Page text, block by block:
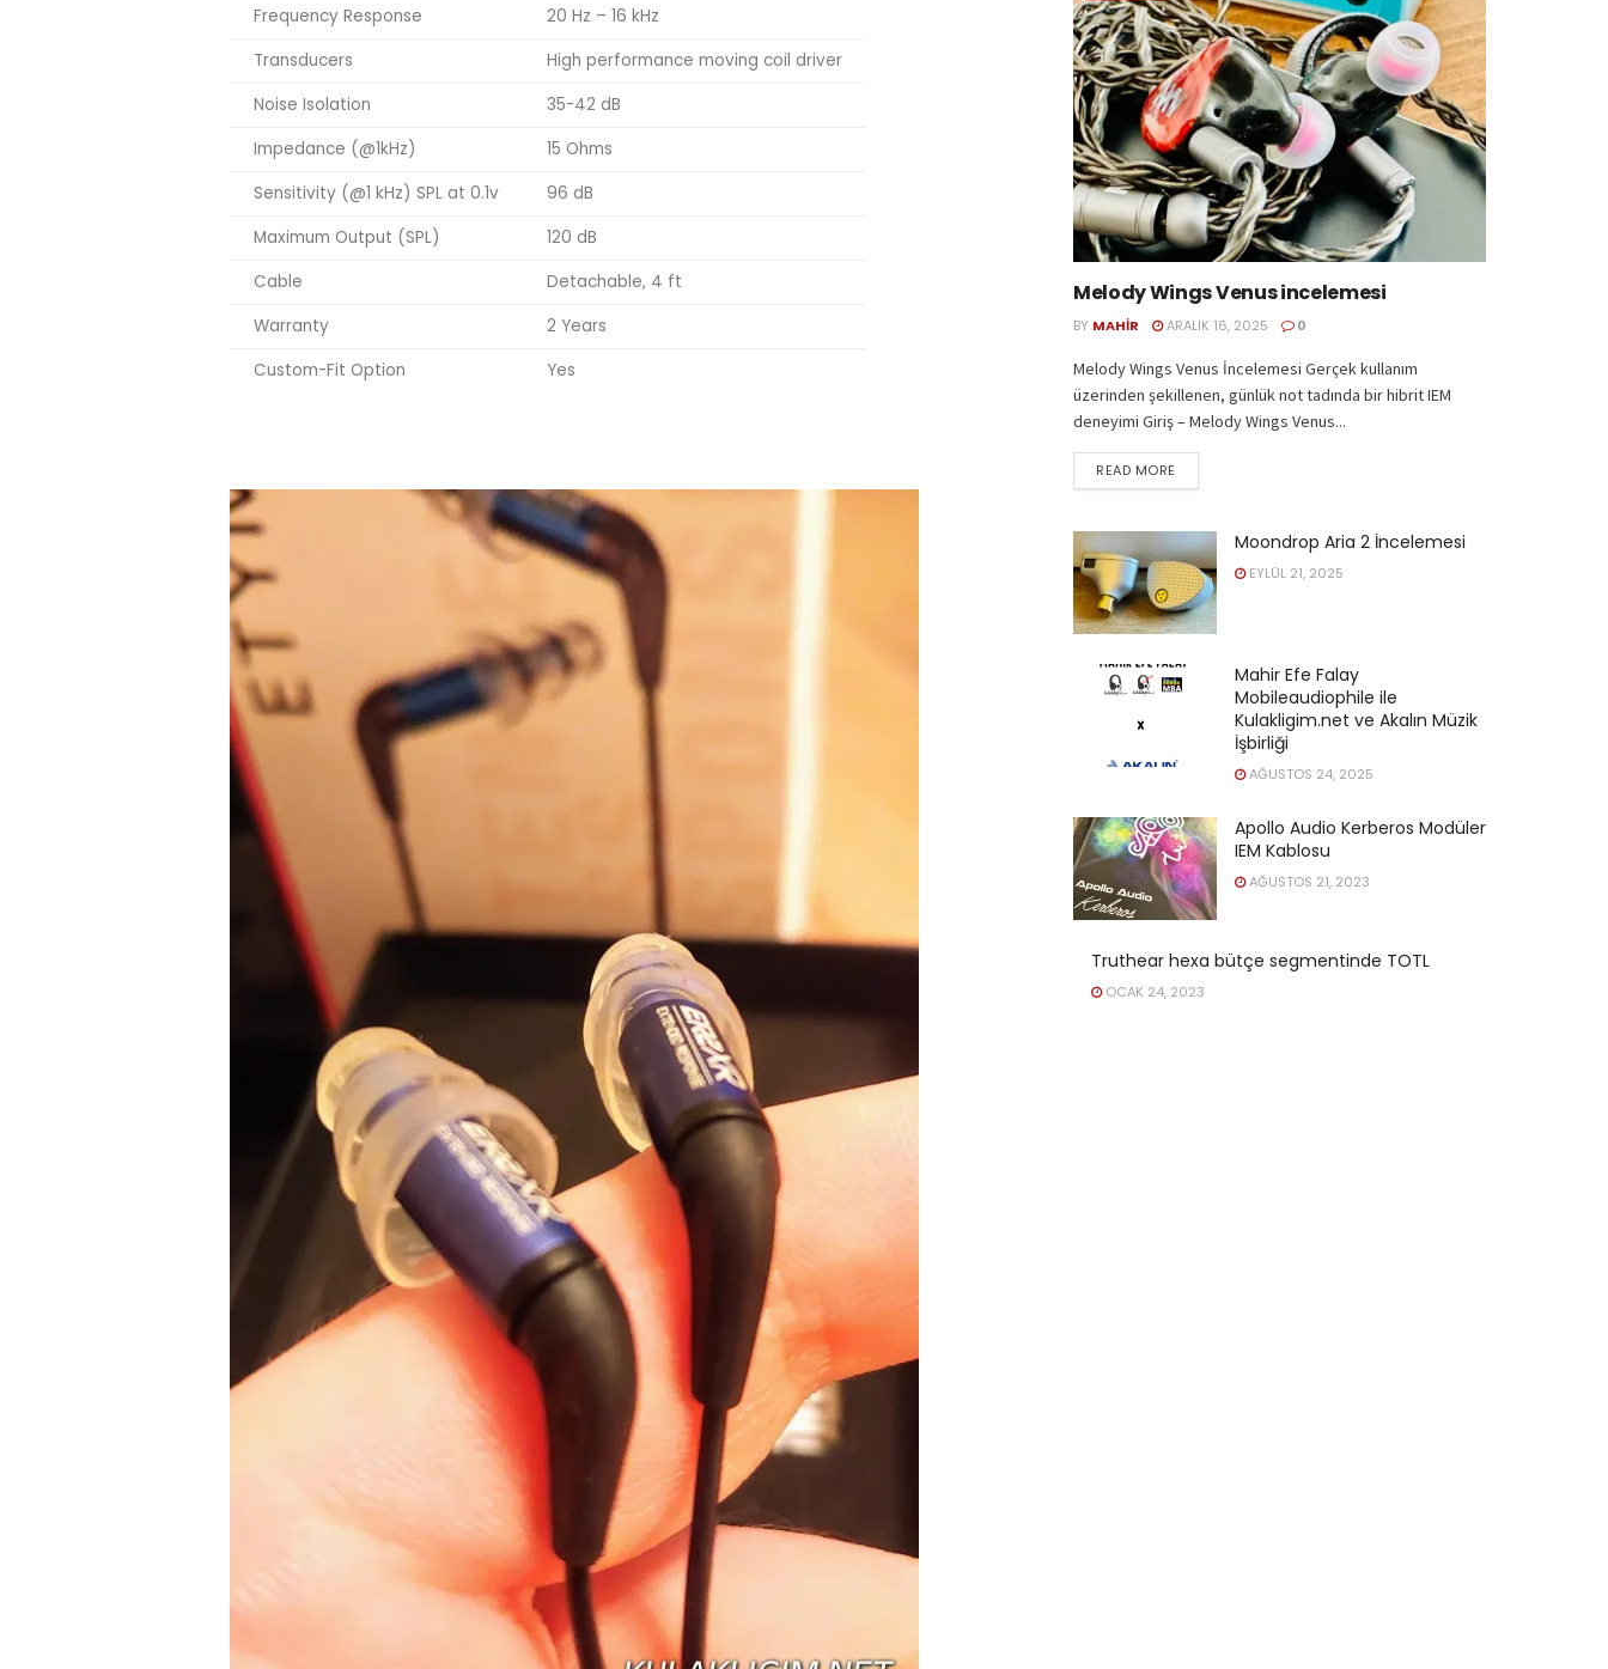
Frequency Response
20 Hz – 16 kHz
Transducers
High performance moving coil driver
Noise Isolation
35-42 dB
Impedance (@1kHz)
15 Ohms
Sensitivity (@1 kHz) SPL at 0.1v
96 dB
Maximum Output (SPL)
120 dB
Cable
Detachable, 4 ft
Warranty
2 Years
Custom-Fit Option
Yes
Melody Wings Venus incelemesi
BY MAHIR ARALIK 16, 2025 0
Melody Wings Venus İncelemesi Gerçek kullanım
üzerinden şekillenen, günlük not tadında bir hibrit IEM
deneyimi Giriş – Melody Wings Venus...
READ MORE
Moondrop Aria 2 İncelemesi
EYLÜL 21, 2025
Mahir Efe Falay
Mobileaudiophile ile
Kulakligim.net ve Akalın Müzik
İşbirliği
AĞUSTOS 24, 2025
Apollo Audio Kerberos Modüler
IEM Kablosu
AĞUSTOS 21, 2023
Truthear hexa bütçe segmentinde TOTL
OCAK 24, 2023